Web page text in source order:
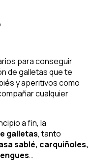
para conseguir
de galletas que te
y aperitivos como
cualquier
a fin, la
galletas, tanto
sablé, carquiñoles,
…